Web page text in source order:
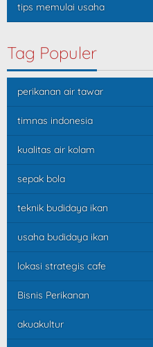
tips memulai usaha
Tag Populer
perikanan air tawar
timnas indonesia
kualitas air kolam
sepak bola
teknik budidaya ikan
usaha budidaya ikan
lokasi strategis cafe
Bisnis Perikanan
akuakultur